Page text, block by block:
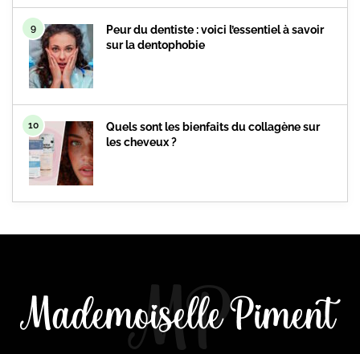
9
Peur du dentiste : voici l’essentiel à savoir
sur la dentophobie
10
Quels sont les bienfaits du collagène sur
les cheveux ?